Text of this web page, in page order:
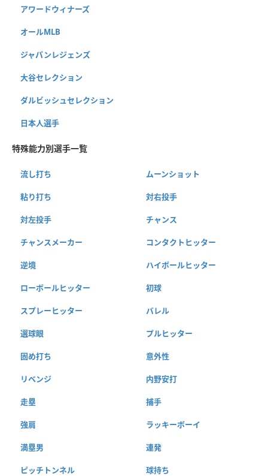
アワードウィナーズ
オールMLB
ジャパンレジェンズ
大谷セレクション
ダルビッシュセレクション
日本人選手
特殊能力別選手一覧
流し打ち ムーンショット
粘り打ち 対右投手
対左投手 チャンス
チャンスメーカー コンタクトヒッター
逆境 ハイボールヒッター
ローボールヒッター 初球
スプレーヒッター バレル
選球眼 プルヒッター
固め打ち 意外性
リベンジ 内野安打
走塁 捕手
強肩 ラッキーボーイ
満塁男 連発
ピッチトンネル 球持ち